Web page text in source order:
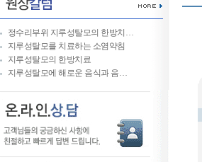
정수리부위 지루성탈모의 한방치…
지루성탈모를 치료하는 소염약침
지루성탈모의 한방치료
지루성탈모에 해로운 음식과 음…